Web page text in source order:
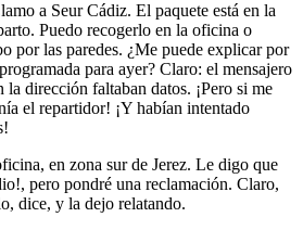
a Seur Cádiz. El paquete está en la
Puedo recogerlo en la oficina o
por las paredes. ¿Me puede explicar por
para ayer? Claro: el mensajero
la dirección faltaban datos. ¡Pero si me
el repartidor! ¡Y habían intentado
en zona sur de Jerez. Le digo que
pero pondré una reclamación. Claro,
dice, y la dejo relatando.